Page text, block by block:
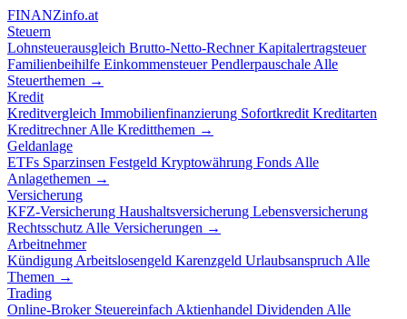
FINANZinfo.at
Steuern
Lohnsteuerausgleich Brutto-Netto-RechnerKapitalertragsteuer
Familienbeihilfe EinkommensteuerPendlerpauschale Alle
Steuerthemen →
Kredit
Kreditvergleich Immobilienfinanzierung Sofortkredit Kreditarten
KreditrechnerAlle Kreditthemen →
Geldanlage
ETFs Sparzinsen Festgeld Kryptowährung Fonds Alle
Anlagethemen →
Versicherung
KFZ-Versicherung Haushaltsversicherung Lebensversicherung
Rechtsschutz Alle Versicherungen →
Arbeitnehmer
Kündigung Arbeitslosengeld Karenzgeld Urlaubsanspruch Alle
Themen →
Trading
Online-Broker Steuereinfach Aktienhandel Dividenden Alle